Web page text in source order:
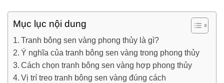
Mục lục nội dung
Tranh bông sen vàng phong thủy là gì?
Ý nghĩa của tranh bông sen vàng trong phong thủy
Cách chọn tranh bông sen vàng hợp phong thủy
Vị trí treo tranh bông sen vàng đúng cách